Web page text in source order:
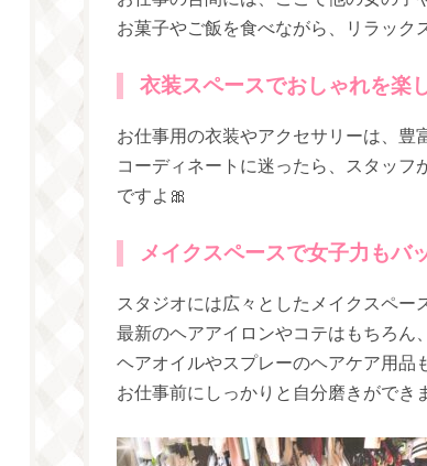
お菓子やご飯を食べながら、リラック
衣装スペースでおしゃれを楽
お仕事用の衣装やアクセサリーは、豊
コーディネートに迷ったら、スタッ
ですよ🎀
メイクスペースで女子力もバ
スタジオには広々としたメイクスペー
最新のヘアアイロンやコテはもちろん、
ヘアオイルやスプレーのヘアケア用品
お仕事前にしっかりと自分磨きができ